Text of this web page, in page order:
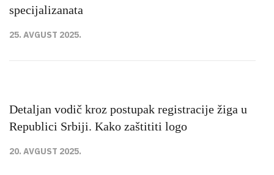
specijalizanata
25. AVGUST 2025.
Detaljan vodič kroz postupak registracije žiga u
Republici Srbiji. Kako zaštititi logo
20. AVGUST 2025.